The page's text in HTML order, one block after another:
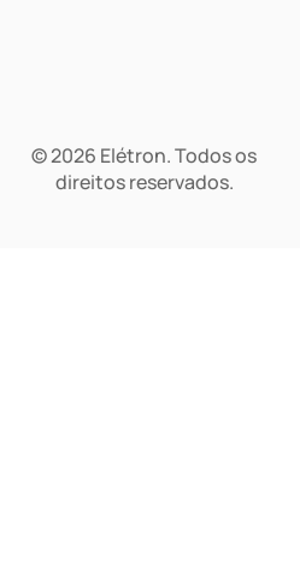
© 2026 Elétron. Todos os
direitos reservados.